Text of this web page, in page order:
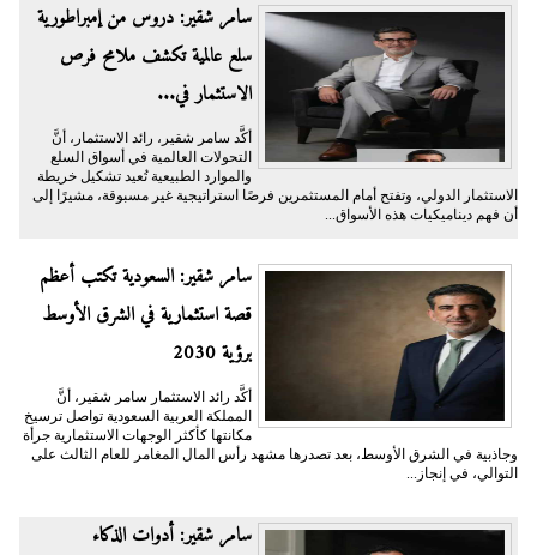
سامر شقير: دروس من إمبراطورية
سلع عالمية تكشف ملامح فرص
الاستثمار في...
أكَّد سامر شقير، رائد الاستثمار، أنَّ
التحولات العالمية في أسواق السلع
والموارد الطبيعية تُعيد تشكيل خريطة
الاستثمار الدولي، وتفتح أمام المستثمرين فرصًا استراتيجية غير مسبوقة، مشيرًا إلى
أن فهم ديناميكيات هذه الأسواق...
سامر شقير: السعودية تكتب أعظم
قصة استثمارية في الشرق الأوسط
برؤية 2030
أكَّد رائد الاستثمار سامر شقير، أنَّ
المملكة العربية السعودية تواصل ترسيخ
مكانتها كأكثر الوجهات الاستثمارية جرأة
وجاذبية في الشرق الأوسط، بعد تصدرها مشهد رأس المال المغامر للعام الثالث على
التوالي، في إنجاز...
سامر شقير: أدوات الذكاء